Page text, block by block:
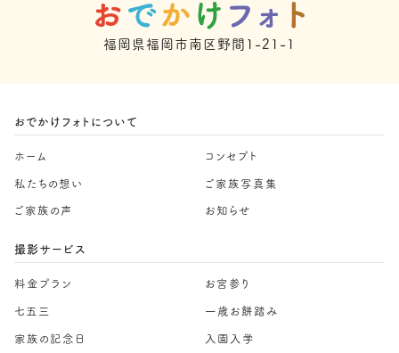
福岡県福岡市南区野間1-21-1
おでかけフォトについて
ホーム コンセプト
私たちの想い ご家族写真集
ご家族の声 お知らせ
撮影サービス
料金プラン お宮参り
七五三 一歳お餅踏み
家族の記念日 入園入学